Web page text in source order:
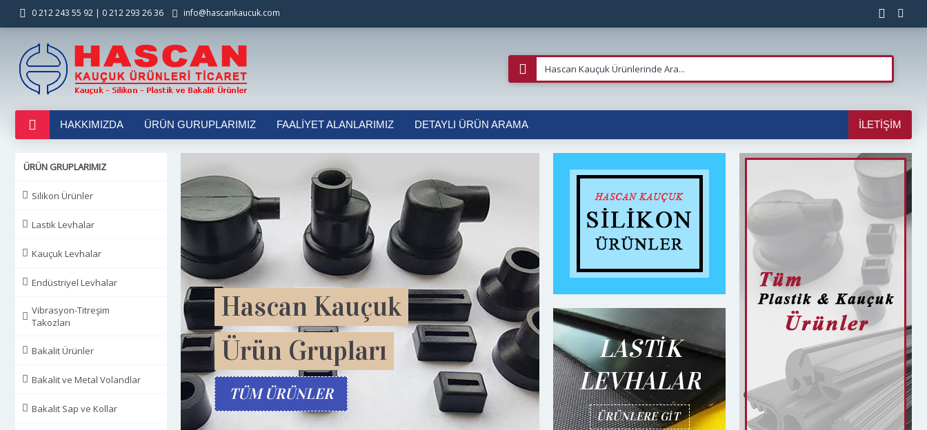
0 212 243 55 92 | 0 212 293 26 36 info@hascankaucuk.com
HAKKIMIZDA ÜRÜN GURUPLARIMIZ FAALIYET ALANLARIMIZ DETAYLI ÜRÜN ARAMA İLETIŞIM
ÜRÜN GRUPLARIMIZ
Silikon Ürünler
Lastik Levhalar
Kauçuk Levhalar
Endüstriyel Levhalar
Vibrasyon-Titreşim
Takozları
Bakalit Ürünler
Bakalit ve Metal Volandlar
Bakalit Sap ve Kollar
LASTIK
LEVHALAR
ÜRÜNLERE GIT